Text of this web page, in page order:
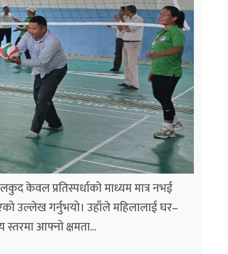
केवल प्रतिस्पर्धाको माध्यम मात्र नभई
उल्लेख गर्नुभयो। उहाँले महिलालाई घर–
स्तरमा आफ्नो क्षमता...